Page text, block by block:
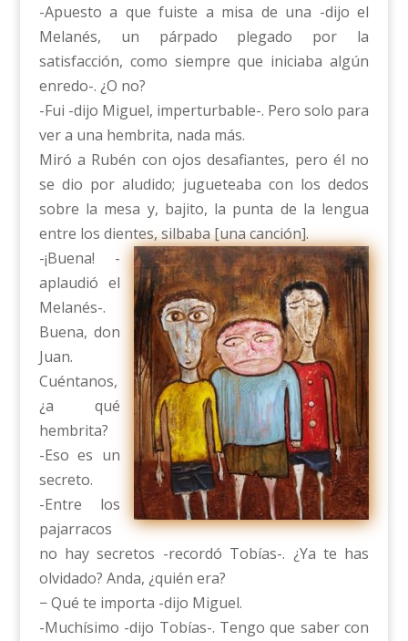
-Apuesto a que fuiste a misa de una -dijo el
Melanés, un párpado plegado por la
satisfacción, como siempre que iniciaba algún
enredo-. ¿O no?
-Fui -dijo Miguel, imperturbable-. Pero solo para
ver a una hembrita, nada más.
Miró a Rubén con ojos desafiantes, pero él no
se dio por aludido; jugueteaba con los dedos
sobre la mesa y, bajito, la punta de la lengua
entre los dientes, silbaba [una canción].
-¡Buena! -
aplaudió el
Melanés-.
Buena, don
Juan.
Cuéntanos,
¿a qué
hembrita?
-Eso es un
secreto.
-Entre los
pajarracos
no hay secretos -recordó Tobías-. ¿Ya te has
olvidado? Anda, ¿quién era?
− Qué te importa -dijo Miguel.
-Muchísimo -dijo Tobías-. Tengo que saber con